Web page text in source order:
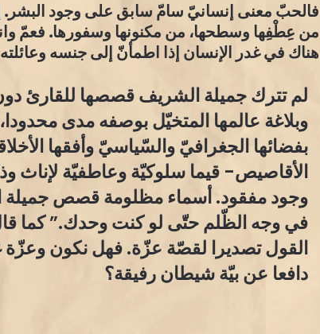
فالحبّ معنى إنسانيّ سامّ سابق على وجود البشر.
من عِطْفِها وسطحها، من مكنونها وسفورها. فعمّ
هناك في غدر الإنسان إذا اطمأنّ إلى جنسه
لم تترك جميلة الشريف قصصها للقارئ
وبلاغة عالمها المتخيّل بوصفه مدى
بفضائها الجغرافيّ والسّياسيّ وأفقها
الأقاصيص- قيما سلوكيّة وعاطفيّة لإناث
وجود مفقود. أسماء مظلومة قصص
في وجه الظّلم حتّى لو كنت وحدك.” كما
القول تصديرا لقصّة عزّة. فهل نكون
دافعا عن بيّة شيطان رفيقة؟